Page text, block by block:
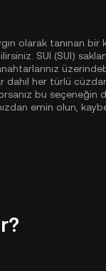
olarak tanınan bir
SUI (SUI)
dahil her türlü
bu seçeneğin
emin olun,